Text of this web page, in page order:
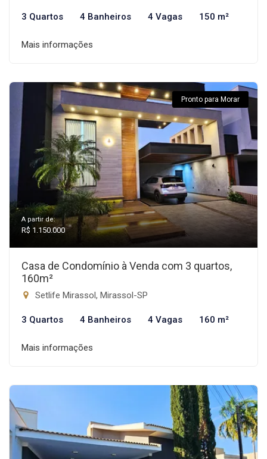
3 Quartos 4 Banheiros 4 Vagas 150 m²
Mais informações
Pronto para Morar
A partir de:
R$ 1.150.000
Casa de Condomínio à Venda com 3 quartos,
160m²
Setlife Mirassol, Mirassol-SP
3 Quartos 4 Banheiros 4 Vagas 160 m²
Mais informações